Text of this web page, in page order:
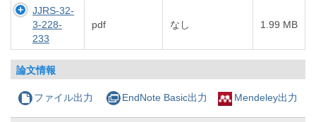
JJRS-32-
3-228-
233
pdf なし 1.99 MB
論文情報
ファイル出力 EndNote Basic出力 Mendeley出力